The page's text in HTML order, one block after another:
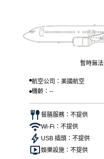
暫時無
航空公司：美國航空
機齡：--
餐膳服務：不提供
Wi-Fi：不提供
USB 插頭：不提供
娛樂設施：不提供